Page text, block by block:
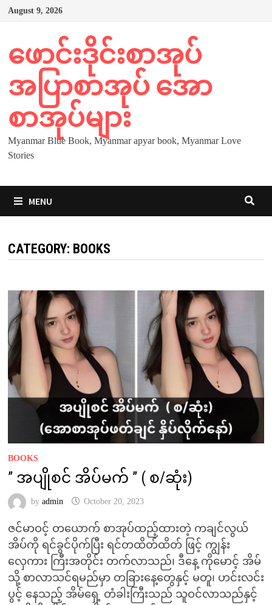
Skip
August 9, 2026
ဖောင်းဒိုင်းစာအုပ်
အပြာစာအုပ် အော
စာအုပ်များ
Myanmar Blue Book, Myanmar apyar book, Myanmar Love
Stories
MENU
CATEGORY: BOOKS
BOOKS
” အပျိုစင် အိပ်မက် ” ( စ/ဆုံး)
by admin October 20, 2023
ဇင်မာဝင့် တယောက် စာအုပ်ထည့်ထားတဲ့ ကချင်လွယ်
အိပ်ကို ရင်ခွင်ပိုက်ပြီး ရင်တထိတ်ထိတ် ဖြင့် ကျွန်း
လှေကား ကြီးအတိုင်း တက်လာသည်၊ ဒီနေ့ ကိုမောင့် အိမ်
သို့ စာလာသင်ရမည်မှာ တခြားနေ့တွေနှင့် မတူ၊ ဟင်းလင်း
ပွင့် နေသည့် အိမ်ရှေ့ တံခါးကြီးသည် သူဝင်လာသည်နှင့်